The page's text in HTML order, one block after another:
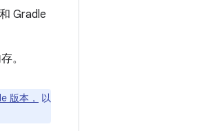
Gradle
。
版本，
以